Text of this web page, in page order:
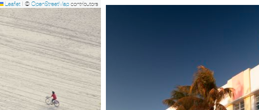
Leaflet © OpenStreetMap contributors